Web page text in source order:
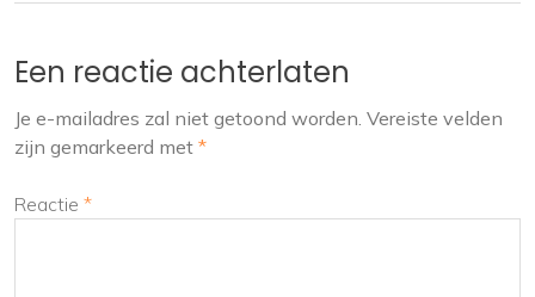
Een reactie achterlaten
Je e-mailadres zal niet getoond worden. Vereiste velden
zijn gemarkeerd met *
Reactie *